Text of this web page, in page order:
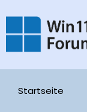
Startseite